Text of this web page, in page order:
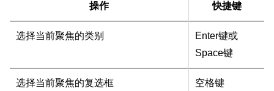
操作 快捷键
选择当前聚焦的类别
Enter键或
Space键
选择当前聚焦的复选框 空格键